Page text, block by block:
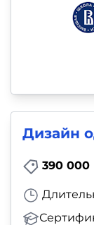
Дизайн
390 000